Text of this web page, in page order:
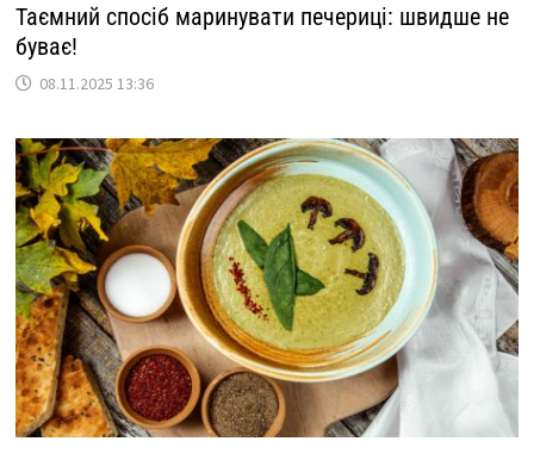
Таємний спосіб маринувати печериці: швидше не
буває!
08.11.2025 13:36